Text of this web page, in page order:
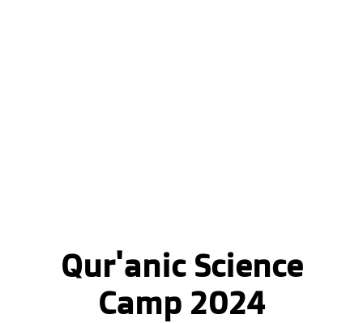
Qur'anic Science
Camp 2024